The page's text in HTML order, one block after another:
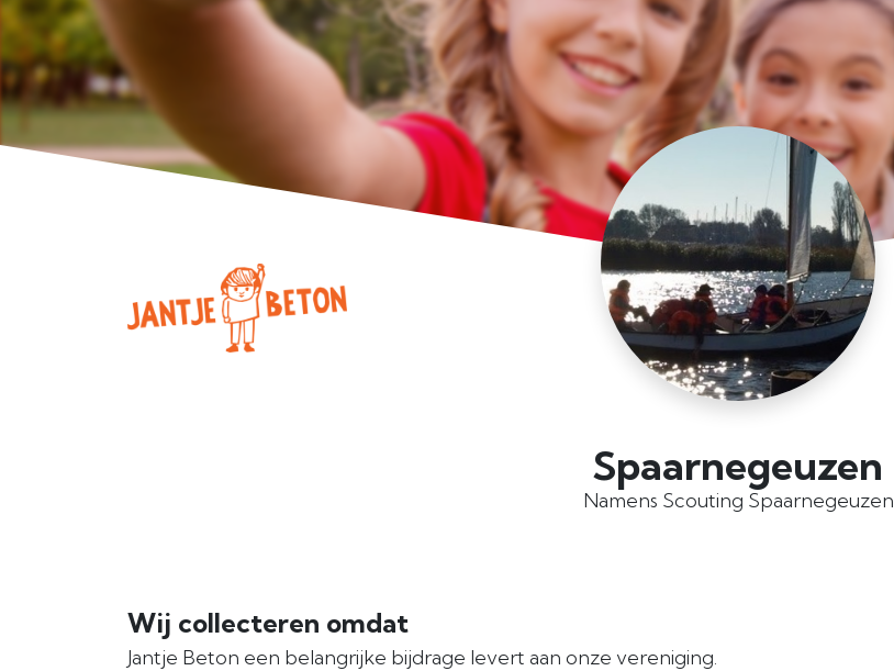
Spaarnegeuzen
Namens Scouting Spaarnegeuzen
Wij collecteren omdat
Jantje Beton een belangrijke bijdrage levert aan onze vereniging.